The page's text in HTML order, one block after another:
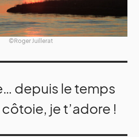
©Roger Juillerat
depuis le temps
je t’adore !